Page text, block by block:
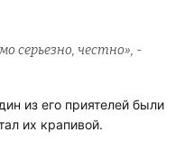
серьезно, честно», -
из его приятелей были
их крапивой.